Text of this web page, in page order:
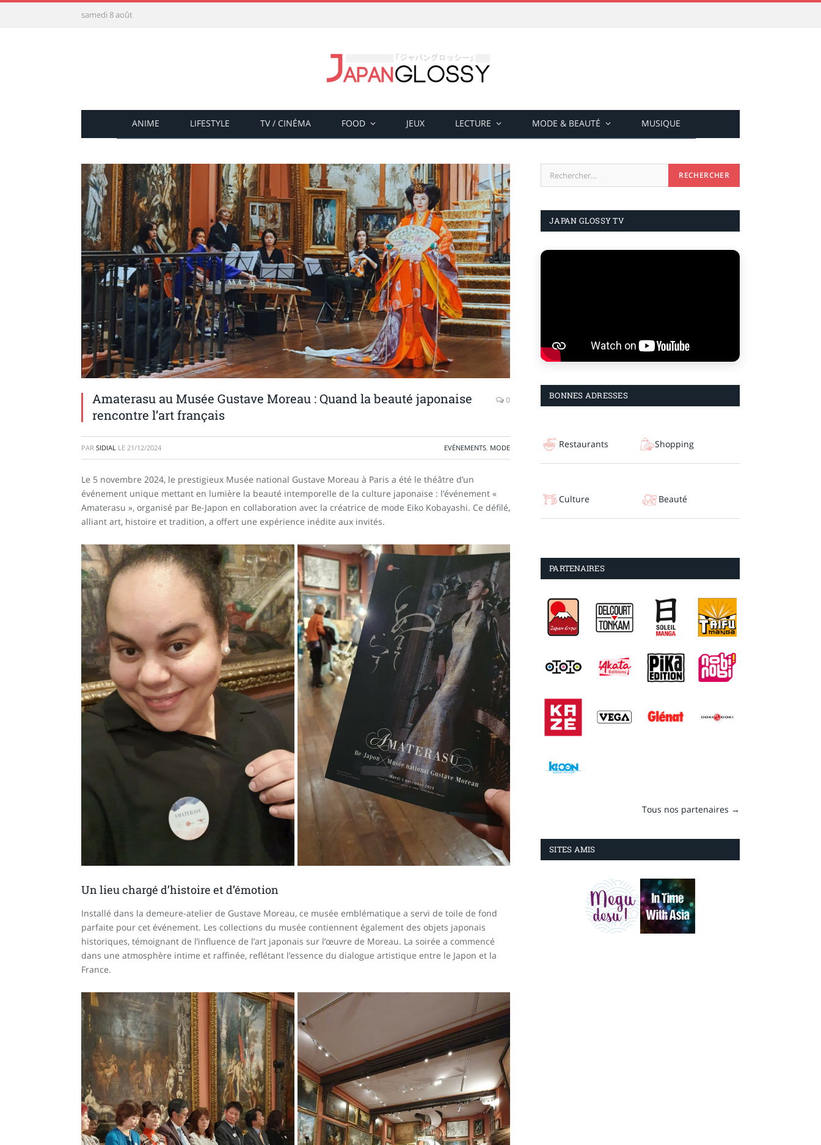
samedi 8 août
ANIME LIFESTYLE TV / CINÉMA FOOD JEUX LECTURE MODE & BEAUTÉ MUSIQUE
Amaterasu au Musée Gustave Moreau : Quand la beauté japonaise
rencontre l’art français
0
PAR SIDIAL LE 21/12/2024 EVÉNEMENTS, MODE
Le 5 novembre 2024, le prestigieux Musée national Gustave Moreau à Paris a été le théâtre d’un
événement unique mettant en lumière la beauté intemporelle de la culture japonaise : l’événement «
Amaterasu », organisé par Be-Japon en collaboration avec la créatrice de mode Eiko Kobayashi. Ce défilé,
alliant art, histoire et tradition, a offert une expérience inédite aux invités.
Un lieu chargé d’histoire et d’émotion
Installé dans la demeure-atelier de Gustave Moreau, ce musée emblématique a servi de toile de fond
parfaite pour cet événement. Les collections du musée contiennent également des objets japonais
historiques, témoignant de l’influence de l’art japonais sur l’œuvre de Moreau. La soirée a commencé
dans une atmosphère intime et raffinée, reflétant l’essence du dialogue artistique entre le Japon et la
France.
JAPAN GLOSSY TV
BONNES ADRESSES
Restaurants Shopping
Culture Beauté
PARTENAIRES
Tous nos partenaires →
SITES AMIS